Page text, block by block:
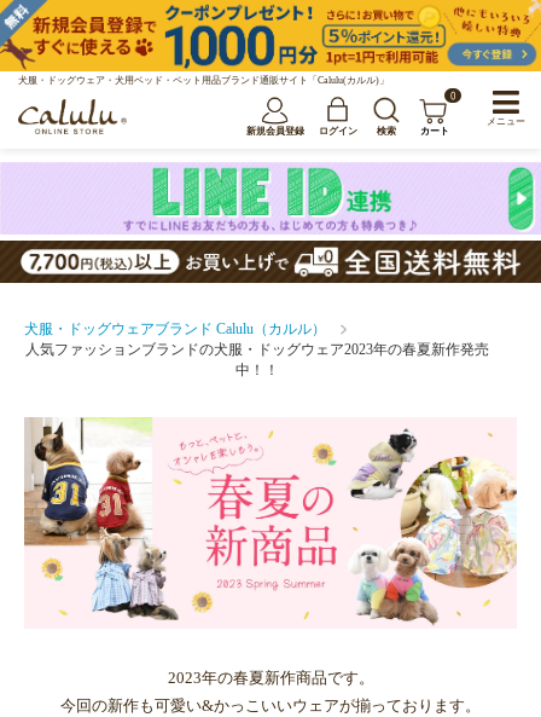
犬服・ドッグウェア・犬用ベッド・ペット用品ブランド通販サイト「Calulu(カルル)」
新規会員登録 ログイン 検索
0
カート
犬服・ドッグウェアブランド Calulu（カルル）
人気ファッションブランドの犬服・ドッグウェア2023年の春夏新作発売
中！！
2023年の春夏新作商品です。
今回の新作も可愛い&かっこいいウェアが揃っております。
メニュー